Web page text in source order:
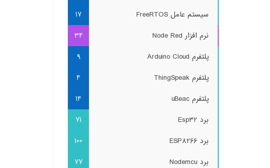
سیستم عامل FreeRTOS
17
نرم افزار Node Red
34
پلتفرم Arduino Cloud
9
پلتفرم ThingSpeak
4
پلتفرم uBeac
14
برد Esp32
71
برد ESP8266
100
برد Nodemcu
77